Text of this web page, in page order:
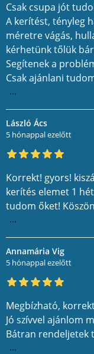
Csak csupa jót
A kerítést, tényleg
méretre vágás,
kérhetünk tőlük
Segítenek a
Csak ajánlani
...
László Ács
5 hónappal ezelőtt
Korrekt! gyors!
kerítés elemet 1
tudom őket!
...
Annamária Vig
5 hónappal ezelőtt
Megbízható,
Jó szívvel ajánlom
Bátran rendeljetek
...